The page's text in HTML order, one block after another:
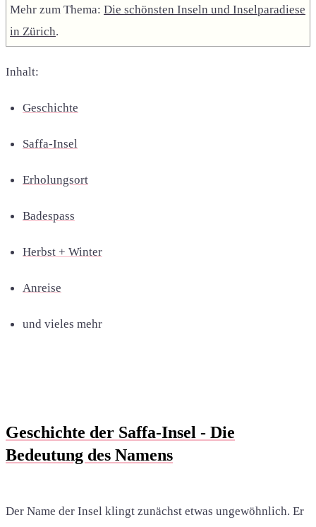
Mehr zum Thema: Die schönsten Inseln und Inselparadiese
in Zürich.
Inhalt:
Geschichte
Saffa-Insel
Erholungsort
Badespass
Herbst + Winter
Anreise
und vieles mehr
Geschichte der Saffa-Insel - Die
Bedeutung des Namens
Der Name der Insel klingt zunächst etwas ungewöhnlich. Er